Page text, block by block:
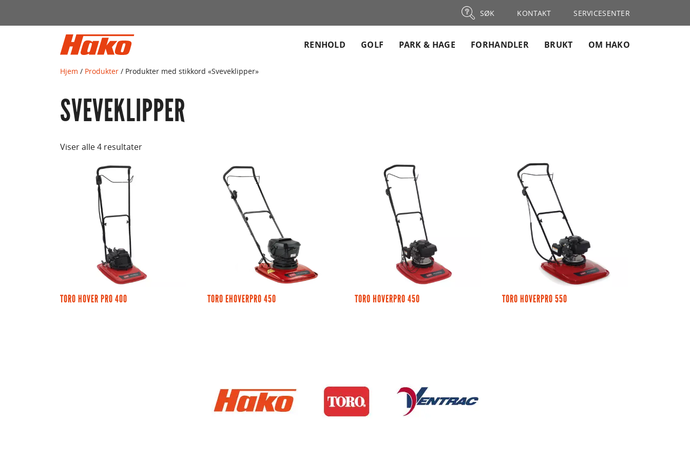
SØK KONTAKT SERVICESENTER
RENHOLD GOLF PARK & HAGE FORHANDLER BRUKT OM HAKO
Hjem / Produkter / Produkter med stikkord «Sveveklipper»
SVEVEKLIPPER
Viser alle 4 resultater
TORO HOVER PRO 400 TORO EHOVERPRO 450 TORO HOVERPRO 450 TORO HOVERPRO 550